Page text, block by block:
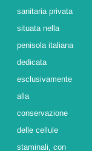
sanitaria privata
situata nella
penisola italiana
dedicata
esclusivamente
alla
conservazione
delle cellule
staminali, con